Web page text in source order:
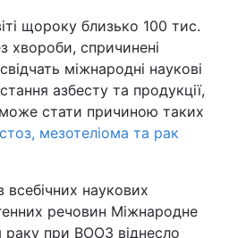
щороку близько 100 тис.
хвороби, спричинені
міжнародні наукові
азбесту та продукції,
може стати причиною таких
мезотеліома та рак
всебічних наукових
речовин Міжнародне
раку при ВООЗ віднесло